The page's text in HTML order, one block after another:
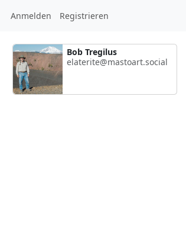
Anmelden Registrieren
Bob Tregilus
elaterite@mastoart.social